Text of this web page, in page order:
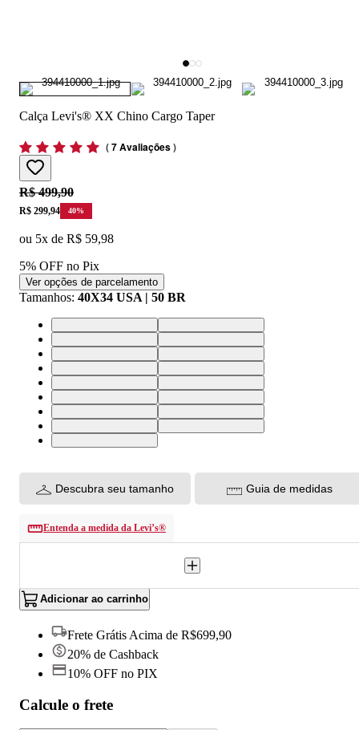
Calça Levi's® XX Chino Cargo Taper
(7 Avaliações)
Original price:
R$ 499,90
Price:
R$ 299,94 40%
ou 5x de R$ 59,98
5% OFF no Pix
Ver opções de parcelamento
Tamanhos: 40X34 USA | 50 BR
40X34 USA | 50 BR36X34 USA | 46 BR
38X34 USA | 48 BR32X34 USA | 40 BR
34X34 USA | 44 BR28X34 USA | 36 BR
30X34 USA | 38 BR33X34 USA | 42 BR
28X32 USA | 36 BR30X32 USA | 38 BR
32X32 USA | 40 BR33X32 USA | 42 BR
34X32 USA | 44 BR36X32 USA | 46 BR
38X32 USA | 48 BR40X32 USA | 50 BR
42X32 USA | 52 BR
Descubra seu tamanho Guia de medidas
Entenda a medida da Levi’s®
Adicionar ao carrinho
Frete Grátis Acima de R$699,90
20% de Cashback
10% OFF no PIX
Calcule o frete